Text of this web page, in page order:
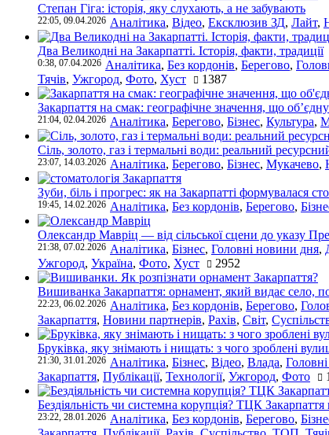
Степан Гіга: історія, яку слухають, а не забувають
22:05, 09.04.2026 Аналітика, Відео, Ексклюзив ЗД, Лайт,
Два Великодні на Закарпатті. Історія, факти, традиції
0:38, 07.04.2026 Аналітика, Без кордонів, Берегово,
Тячів, Ужгород, Фото, Хуст 1387
Закарпаття на смак: географічне значення, що
21:04, 02.04.2026 Аналітика, Берегово, Бізнес, Культура,
Сіль, золото, газ і термальні води: реальний
23:07, 14.03.2026 Аналітика, Берегово, Бізнес, Мукачево,
Зуби, біль і прогрес: як на Закарпатті формувалася
19:45, 14.02.2026 Аналітика, Без кордонів, Берегово,
Олександр Мавріц — від сільської сцени до указу
21:38, 07.02.2026 Аналітика, Бізнес, Головні новини дня,
Ужгород, Україна, Фото, Хуст 2952
Вишиванка Закарпаття: орнамент, який видає село,
22:23, 06.02.2026 Аналітика, Без кордонів, Берегово,
Закарпаття, Новини партнерів, Рахів, Світ,
Бруківка, яку знімають і нищать: з чого зроблені
21:30, 31.01.2026 Аналітика, Бізнес, Відео, Влада,
Закарпаття, Публікації, Технології, Ужгород, Фото
Бездіяльність чи системна корупція? ТЦК
23:22, 28.01.2026 Аналітика, Без кордонів, Берегово,